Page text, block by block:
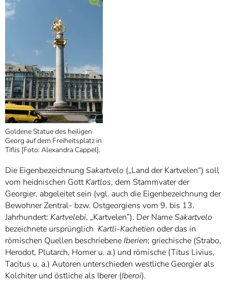
Goldene Statue des heiligen
Georg auf dem Freiheitsplatz in
Tiflis [Foto: Alexandra Cappel].
Die Eigenbezeichnung Sakartvelo („Land der Kartvelen“) soll
vom heidnischen GottKartlos, dem Stammvater der
Georgier, abgeleitet sein (vgl. auch die Eigenbezeichnung der
Bewohner Zentral- bzw. Ostgeorgiens vom 9. bis 13.
Jahrhundert: Kartvelebi, „Kartvelen”). Der NameSakartvelo
bezeichnete ursprünglich Kartli-Kachetien oder das in
römischen Quellen beschriebene Iberien; griechische (Strabo,
Herodot, Plutarch, Homer u. a.) und römische (Titus Livius,
Tacitus u. a.) Autoren unterschieden westliche Georgier als
Kolchiter und östliche als Iberer (Iberoi).